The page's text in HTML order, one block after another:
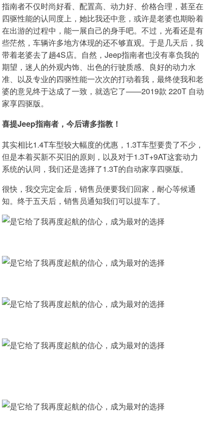
指南者不仅时尚好看、配置高、动力好、价格合理，甚至在
四驱性能的认同度上，她比我还中意，或许是老婆也期盼着
在出游的过程中，能一展自己的身手吧。不过，光看还是有
些茫然，车辆许多地方体现的还不够直观。于是几天后，我
带着老婆去了趟4S店。自然，Jeep指南者也没有辜负我的
期望，迷人的外观内饰、出色的行驶质感、良好的动力水
准、以及专业的四驱性能一次次的打动着我，最终使我和老
婆的意见终于达成了一致，就选它了——2019款 220T 自动
家享四驱版。
喜提Jeep指南者，今后请多指教！
其实相比1.4T车型较大幅度的优惠，1.3T车型要贵了不少，
但是本着买新不买旧的原则，以及对于1.3T+9AT这套动力
系统的认同，我们还是选择了1.3T的自动家享四驱版。
很快，我交完定金后，销售员便要我们回家，耐心等候通
知。终于五天后，销售员通知我们可以提车了。